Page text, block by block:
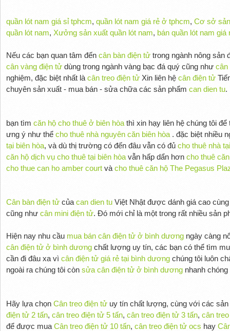
quần lót nam giá sỉ tphcm, quần lót nam giá rẻ ở tphcm, Cơ sở
quần lót nam, Xưởng sản xuất quần lót nam, bán quần lót nam giá
Nếu các bạn quan tâm đến cân bàn điện tửtrong ngành nông sản
cân vàng điện tửdùng trong ngành vàng bạc đá quý cũng như cân
nghiệm, đặc biệt nhất là cân treo điện tửXin liên hệ cân điện tử
chuyên sản xuất - mua bán - sửa chữa các sản phẩm can dien tu.
bạn tìm căn hộ cho thuê ở biên hòathì xin hạy liên hệ chúng tôi
ưng ý như thể cho thuê nhà nguyên căn biên hòa. đặc biệt nhiều
tại biên hòa, và dù thị trường có đến đâu vẫn có đủ cho thuê nhà
căn hộ dịch vụ cho thuê tại biên hòavẫn hấp dẩn hơn cho thuê
cho thue can ho amber courtvà cho thuê căn hộ The Pegasus
Cân bàn điện tửcủa can dien tuViệt Nhật được dánh giá cao
cũng như cân mini điện tử. Đó mới chỉ là một trong rất nhiều sản
Hiện nay nhu cầu mua bán cân điện tử ở bình dươngngày càng
cân điện tử ở bình dươngchất lượng uy tín, các bạn có thể tìm
cần đi đâu xa vì cân điện tử giá rẻ tại bình dươngchúng tôi luôn
ngoài ra chúng tôi còn sửa cân điện tử ở bình dươngnhanh chóng
Hãy lựa chọn Cân treo điện tửuy tín chất lượng, cùng với các
điện tử 2 tấn, cân treo điện tử 5 tấn, cân treo điện tử 3 tấn, cân
để được mua Cân treo điện tử 10 tấn, cân treo điện tử ocs hay